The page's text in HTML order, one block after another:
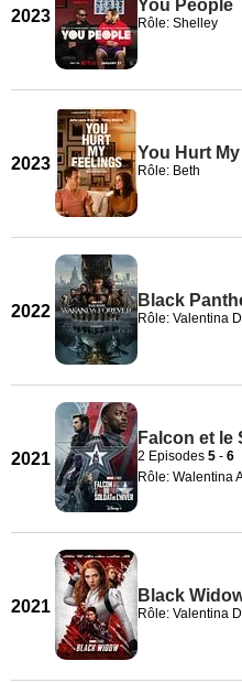
2023
You People
Rôle: Shelley
2023
You Hurt
Rôle: Beth
2022
Black
Rôle: Valentina
2021
Falcon et le
2 Episodes 5 - 6
Rôle: Walentina
2021
Black
Rôle: Valentina